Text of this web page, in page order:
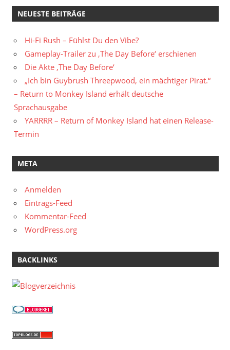
NEUESTE BEITRÄGE
Hi-Fi Rush – Fühlst Du den Vibe?
Gameplay-Trailer zu ‚The Day Before‘ erschienen
Die Akte ‚The Day Before‘
„Ich bin Guybrush Threepwood, ein mächtiger Pirat.“
– Return to Monkey Island erhält deutsche
Sprachausgabe
YARRRR – Return of Monkey Island hat einen Release-
Termin
META
Anmelden
Eintrags-Feed
Kommentar-Feed
WordPress.org
BACKLINKS